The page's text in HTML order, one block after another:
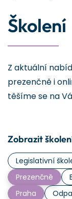
Školení
Z aktuální
prezenčně i
těšíme se na
Zobrazit
Legislativní
Prezenčně
Praha